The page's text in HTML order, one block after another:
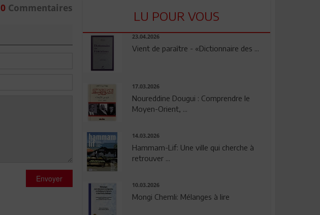
0Commentaires
Envoyer
LU POUR VOUS
23.04.2026
Vient de paraître - «Dictionnaire des ...
17.03.2026
Noureddine Dougui : Comprendre le
Moyen-Orient, ...
14.03.2026
Hammam-Lif: Une ville qui cherche à
retrouver ...
10.03.2026
Mongi Chemli: Mélanges à lire